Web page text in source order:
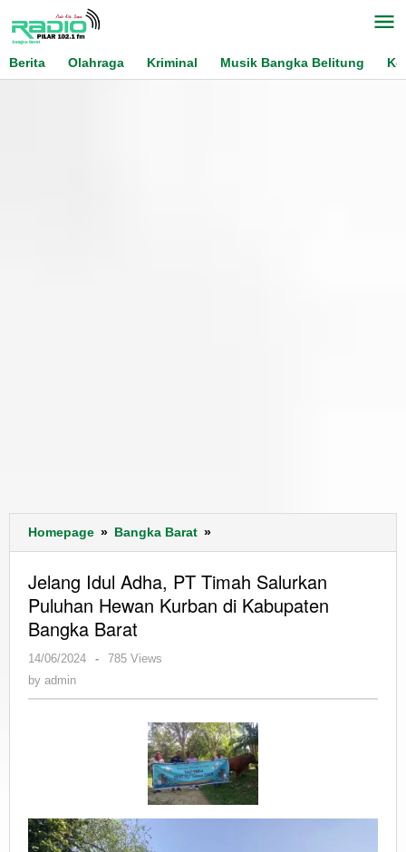
content
Berita
Olahraga Kriminal Musik Bangka Belitung
Homepage » Bangka Barat »
Idul
PT
Timah
di
Kabupaten
Bangka
Barat
Jelang Idul Adha, PT Timah Salurkan
Puluhan Hewan Kurban di Kabupaten
Bangka Barat
14/06/2024
by
-
785 Views
by admin